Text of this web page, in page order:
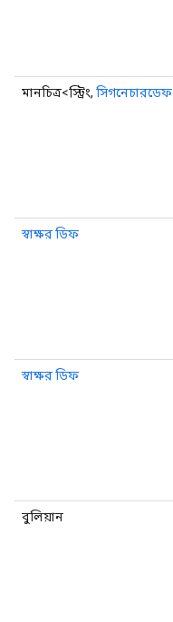
মানচিত্র<স্ট্রিং, সিগনেচারডেফ
স্বাক্ষর ডিফ
স্বাক্ষর ডিফ
বুলিয়ান